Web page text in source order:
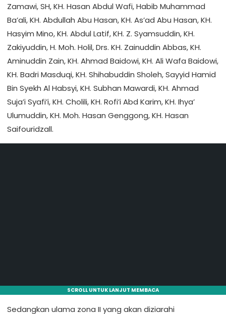
Zamawi, SH, KH. Hasan Abdul Wafi, Habib Muhammad
Ba’ali, KH. Abdullah Abu Hasan, KH. As’ad Abu Hasan, KH.
Hasyim Mino, KH. Abdul Latif, KH. Z. Syamsuddin, KH.
Zakiyuddin, H. Moh. Holil, Drs. KH. Zainuddin Abbas, KH.
Aminuddin Zain, KH. Ahmad Baidowi, KH. Ali Wafa Baidowi,
KH. Badri Masduqi, KH. Shihabuddin Sholeh, Sayyid Hamid
Bin Syekh Al Habsyi, KH. Subhan Mawardi, KH. Ahmad
Suja’i Syafi’i, KH. Cholili, KH. Rofi’i Abd Karim, KH. Ihya’
Ulumuddin, KH. Moh. Hasan Genggong, KH. Hasan
Saifouridzall.
SCROLL UNTUK LANJUT MEMBACA
Sedangkan ulama zona II yang akan diziarahi